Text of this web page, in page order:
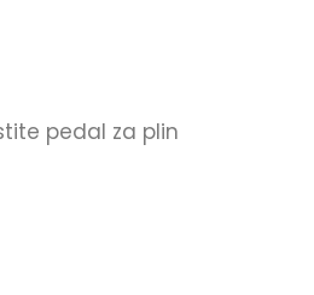
pedal za plin